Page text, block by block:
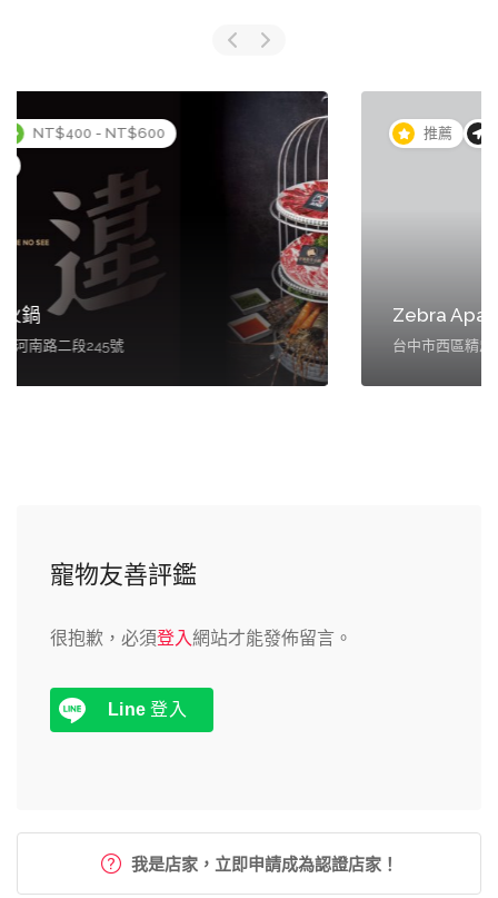
推薦 1.5 公里
Zebra Apartment Cafe 斑馬公寓
台中市西區精忠街36號
寵物友善評鑑
很抱歉，必須登入網站才能發佈留言。
Line 登入
我是店家，立即申請成為認證店家！